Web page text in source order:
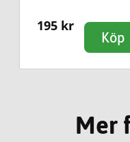
195 kr
Köp
Mer